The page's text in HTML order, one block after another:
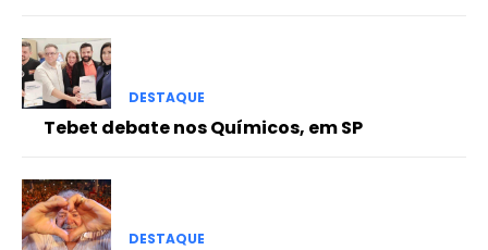
DESTAQUE
Tebet debate nos Químicos, em SP
DESTAQUE